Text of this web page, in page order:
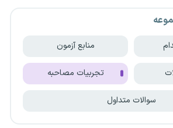
منابع آزمون
تجربیات مصاحبه
سوالات متداول